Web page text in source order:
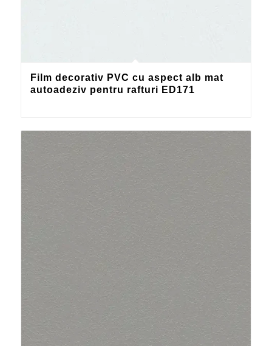
Film decorativ PVC cu aspect alb mat
autoadeziv pentru rafturi ED171